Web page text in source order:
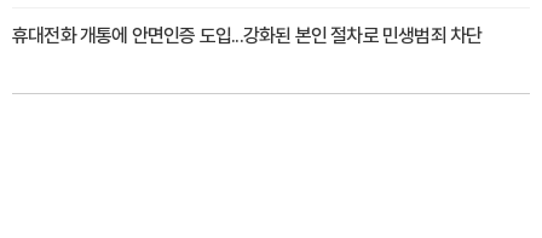
휴대전화 개통에 안면인증 도입...강화된 본인 절차로 민생범죄 차단